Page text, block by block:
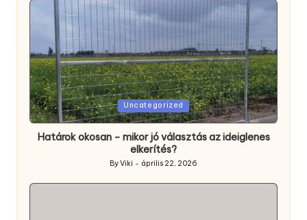
Posted
in
Uncategorized
Határok okosan – mikor jó választás az ideiglenes
elkerítés?
Posted
by
ByViki április 22, 2026